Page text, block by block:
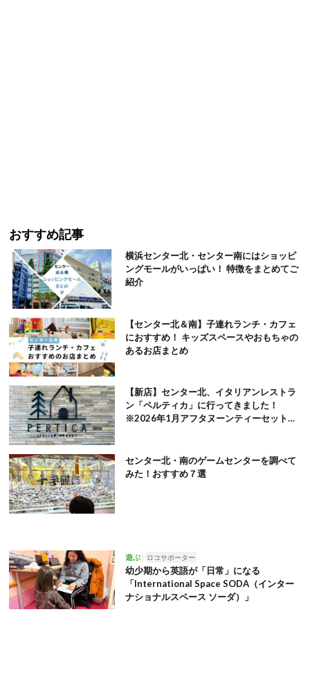
おすすめ記事
横浜センター北・センター南にはショッピ
ングモールがいっぱい！ 特徴をまとめてご
紹介
【センター北＆南】子連れランチ・カフェ
におすすめ！ キッズスペースやおもちゃの
あるお店まとめ
【新店】センター北、イタリアンレストラ
ン「ペルティカ」に行ってきました！
※2026年1月アフタヌーンティーセット追
センター北・南のゲームセンターを調べて
みた！おすすめ７選
遊ぶ ロコサポーター
幼少期から英語が「日常」になる
「International Space SODA（インター
ナショナルスペース ソーダ）」